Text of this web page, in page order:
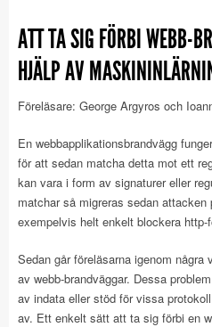
ATT TA SIG FÖRBI WEBB-
HJÄLP AV
Föreläsare: George Argyros och
En webbapplikationsbrandvägg
för att sedan matcha detta mot ett
kan vara i form av signaturer eller
matchar så migreras sedan
exempelvis helt enkelt blockera http-
Sedan går föreläsarna igenom några
av webb-brandväggar. Dessa
av indata eller stöd för vissa
av. Ett enkelt sätt att ta sig förbi en